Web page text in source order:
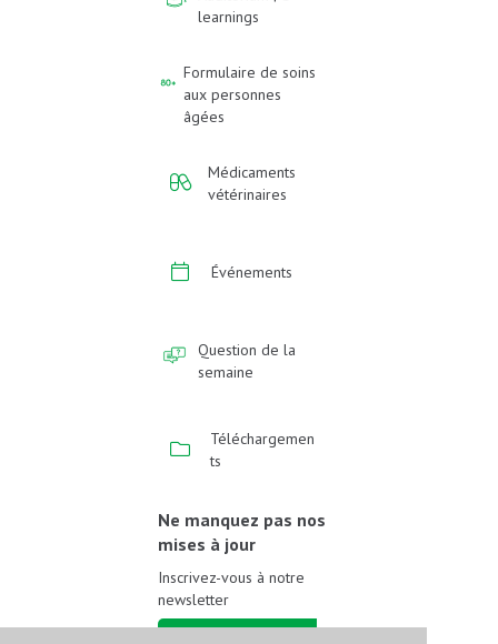
learnings
Formulaire de soins
aux personnes
âgées
Médicaments
vétérinaires
Événements
Question de la
semaine
Téléchargemen
ts
Ne manquez pas nos
mises à jour
Inscrivez-vous à notre
newsletter